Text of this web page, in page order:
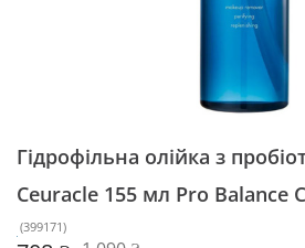
Гідрофільна олійка з
Ceuracle 155 мл Pro Balance
(399171)